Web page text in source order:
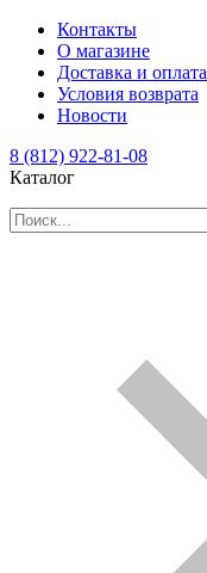
Контакты
О магазине
Доставка и оплата
Условия возврата
Новости
8 (812) 922-81-08
Каталог